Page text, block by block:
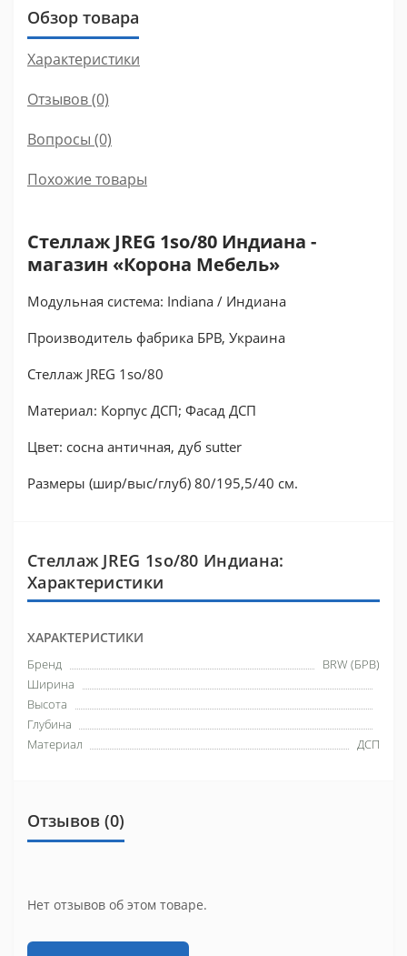
Обзор товара
Характеристики
Отзывов (0)
Вопросы (0)
Похожие товары
Стеллаж JREG 1so/80 Индиана -
магазин «Корона Мебель»
Модульная система: Indiana / Индиана
Производитель фабрика БРВ, Украина
Стеллаж JREG 1so/80
Материал: Корпус ДСП; Фасад ДСП
Цвет: сосна античная, дуб sutter
Размеры (шир/выс/глуб) 80/195,5/40 см.
Стеллаж JREG 1so/80 Индиана:
Характеристики
ХАРАКТЕРИСТИКИ
Бренд
BRW (БРВ)
Ширина
Высота
Глубина
Материал
ДСП
Отзывов (0)
Нет отзывов об этом товаре.